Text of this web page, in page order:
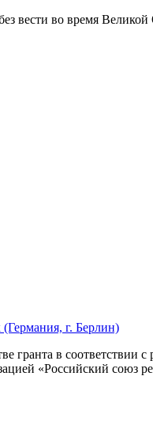
вести во время
(Германия, г. Берлин)
гранта в
«Российский союз